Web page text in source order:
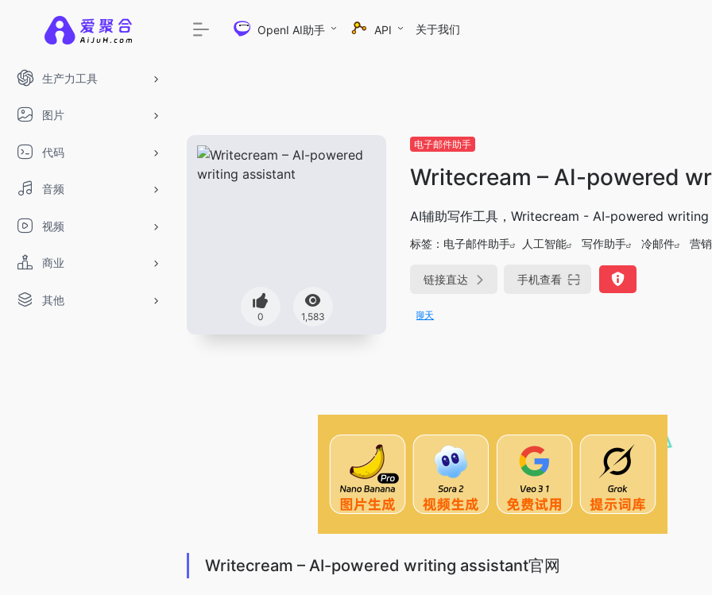
生产力工具
图片
代码
音频
视频
商业
其他
OpenI AI助手 API 关于我们
0 1,583
电子邮件助手
Writecream – AI-powered
AI辅助写作工具，Writecream - AI-powered writing
标签： 电子邮件助手 人工智能 写作助手 冷邮件 营
链接直达 手机查看
Writecream – AI-powered writing assistant官网